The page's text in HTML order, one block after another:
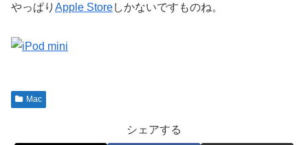
やっぱり Apple Storeしかないですものね。
Mac
シェアする